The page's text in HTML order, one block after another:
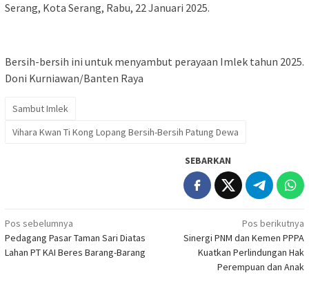
Serang, Kota Serang, Rabu, 22 Januari 2025.
Bersih-bersih ini untuk menyambut perayaan Imlek tahun 2025.
Doni Kurniawan/Banten Raya
Sambut Imlek
Vihara Kwan Ti Kong Lopang Bersih-Bersih Patung Dewa
SEBARKAN
Navigasi
pos
Pos sebelumnya
Pedagang Pasar Taman Sari Diatas
Lahan PT KAI Beres Barang-Barang
Pos berikutnya
Sinergi PNM dan Kemen PPPA
Kuatkan Perlindungan Hak
Perempuan dan Anak